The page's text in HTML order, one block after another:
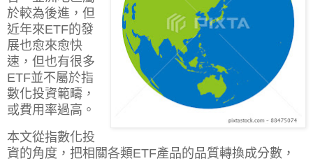
於較為後進，但
近年來ETF的發
展也愈來愈快
速，但也有很多
ETF並不屬於指
數化投資範疇，
或費用率過高。
本文從指數化投
資的角度，把相關各類ETF產品的品質轉換成分數，